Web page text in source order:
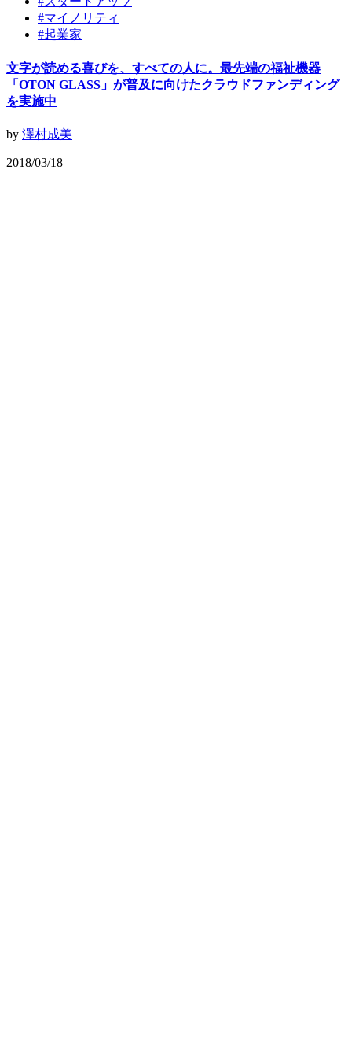
#マイノリティ
#起業家
文字が読める喜びを、すべての人に。最先端の福祉機器
「OTON GLASS」が普及に向けたクラウドファンディング
を実施中
by 澤村成美
2018/03/18